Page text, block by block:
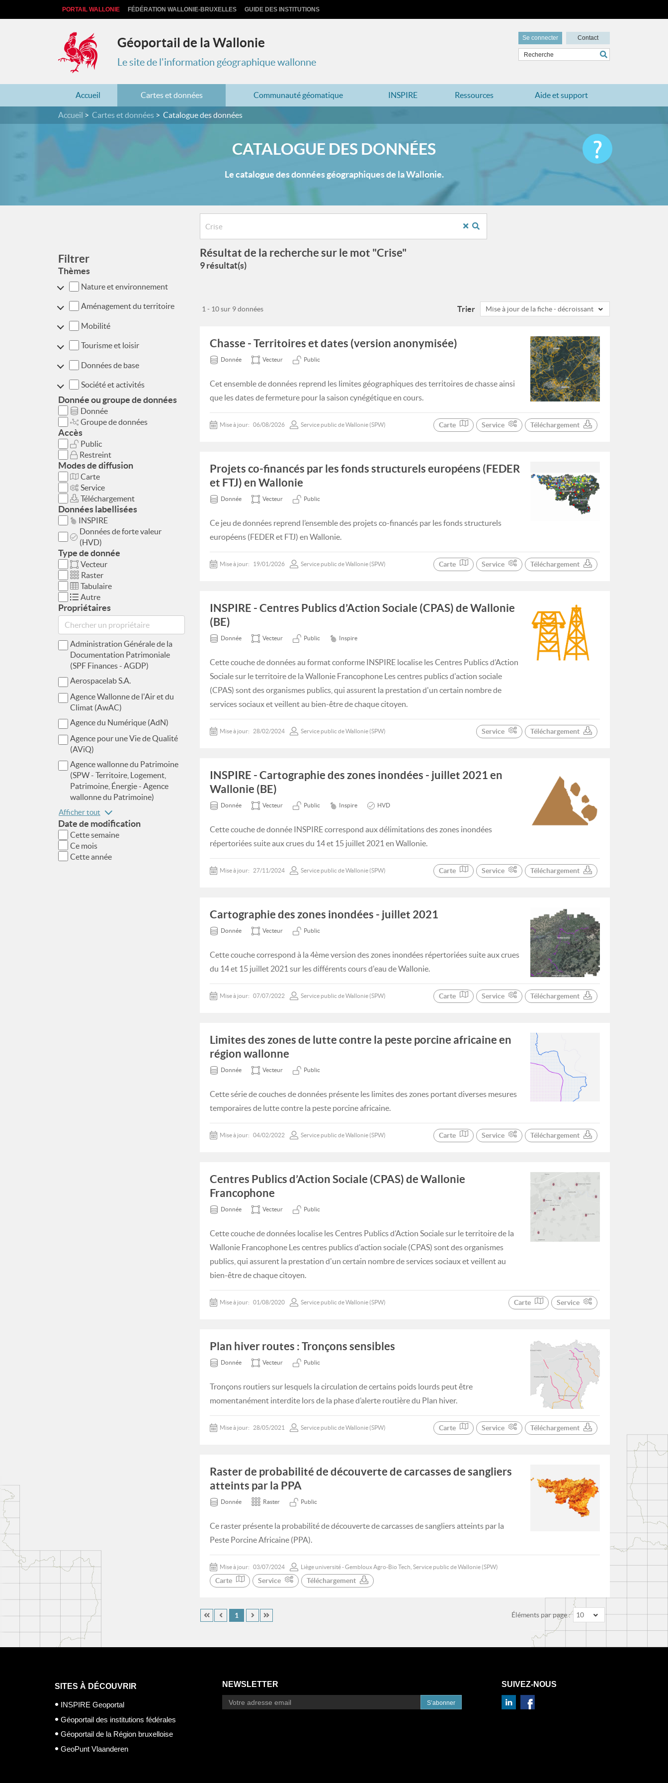
PORTAIL WALLONIE FÉDÉRATION WALLONIE-BRUXELLES GUIDE DES INSTITUTIONS
Géoportail de la Wallonie
Le site de l'information géographique wallonne
Se connecter Contact
Accueil Cartes et données Communauté géomatique INSPIRE Ressources Aide et support
Accueil Cartes et données Catalogue des données
CATALOGUE DES DONNÉES
Le catalogue des données géographiques de la Wallonie.
Filtrer
Thèmes
Nature et environnement
Aménagement du territoire
Mobilité
Tourisme et loisir
Données de base
Société et activités
Donnée ou groupe de données
Donnée
Groupe de données
Accès
Public
Restreint
Modes de diffusion
Carte
Service
Téléchargement
Données labellisées
INSPIRE
Données de forte valeur
(HVD)
Type de donnée
Vecteur
Raster
Tabulaire
Autre
Propriétaires
Administration Générale de la
Documentation Patrimoniale
(SPF Finances - AGDP)
Aerospacelab S.A.
Agence Wallonne de l'Air et du
Climat (AwAC)
Agence du Numérique (AdN)
Agence pour une Vie de Qualité
(AViQ)
Agence wallonne du Patrimoine
(SPW - Territoire, Logement,
Patrimoine, Énergie - Agence
wallonne du Patrimoine)
Afficher tout
Date de modification
Cette semaine
Ce mois
Cette année
Résultat de la recherche sur le mot "Crise"
9 résultat(s)
Trier Mise à jour de la fiche - décroissant
1 - 10 sur 9 données
Chasse - Territoires et dates (version anonymisée)
Donnée Vecteur Public
Cet ensemble de données reprend les limites géographiques des territoires de chasse ainsi
que les dates de fermeture pour la saison cynégétique en cours.
Mise à jour: 06/08/2026 Service public de Wallonie (SPW) Carte Service Téléchargement
Projets co-financés par les fonds structurels européens (FEDER
et FTJ) en Wallonie
Donnée Vecteur Public
Ce jeu de données reprend l’ensemble des projets co-financés par les fonds structurels
européens (FEDER et FTJ) en Wallonie.
Mise à jour: 19/01/2026 Service public de Wallonie (SPW) Carte Service Téléchargement
INSPIRE - Centres Publics d’Action Sociale (CPAS) de Wallonie
(BE)
Donnée Vecteur Public Inspire
Cette couche de données au format conforme INSPIRE localise les Centres Publics d’Action
Sociale sur le territoire de la Wallonie Francophone Les centres publics d'action sociale
(CPAS) sont des organismes publics, qui assurent la prestation d'un certain nombre de
services sociaux et veillent au bien-être de chaque citoyen.
Mise à jour: 28/02/2024 Service public de Wallonie (SPW) Service Téléchargement
INSPIRE - Cartographie des zones inondées - juillet 2021 en
Wallonie (BE)
Donnée Vecteur Public Inspire HVD
Cette couche de donnée INSPIRE correspond aux délimitations des zones inondées
répertoriées suite aux crues du 14 et 15 juillet 2021 en Wallonie.
Mise à jour: 27/11/2024 Service public de Wallonie (SPW) Carte Service Téléchargement
Cartographie des zones inondées - juillet 2021
Donnée Vecteur Public
Cette couche correspond à la 4ème version des zones inondées répertoriées suite aux crues
du 14 et 15 juillet 2021 sur les différents cours d'eau de Wallonie.
Mise à jour: 07/07/2022 Service public de Wallonie (SPW) Carte Service Téléchargement
Limites des zones de lutte contre la peste porcine africaine en
région wallonne
Donnée Vecteur Public
Cette série de couches de données présente les limites des zones portant diverses mesures
temporaires de lutte contre la peste porcine africaine.
Mise à jour: 04/02/2022 Service public de Wallonie (SPW) Carte Service Téléchargement
Centres Publics d’Action Sociale (CPAS) de Wallonie
Francophone
Donnée Vecteur Public
Cette couche de données localise les Centres Publics d’Action Sociale sur le territoire de la
Wallonie Francophone Les centres publics d'action sociale (CPAS) sont des organismes
publics, qui assurent la prestation d'un certain nombre de services sociaux et veillent au
bien-être de chaque citoyen.
Mise à jour: 01/08/2020 Service public de Wallonie (SPW) Carte Service
Plan hiver routes : Tronçons sensibles
Donnée Vecteur Public
Tronçons routiers sur lesquels la circulation de certains poids lourds peut être
momentanément interdite lors de la phase d’alerte routière du Plan hiver.
Mise à jour: 28/05/2021 Service public de Wallonie (SPW) Carte Service Téléchargement
Raster de probabilité de découverte de carcasses de sangliers
atteints par la PPA
Donnée Raster Public
Ce raster présente la probabilité de découverte de carcasses de sangliers atteints par la
Peste Porcine Africaine (PPA).
Mise à jour: 03/07/2024 Liège université - Gembloux Agro-Bio Tech, Service public de Wallonie (SPW)
Carte Service Téléchargement
Éléments par page : 10
1
SITES À DÉCOUVRIR
INSPIRE Geoportal
Géoportail des institutions fédérales
Géoportail de la Région bruxelloise
GeoPunt Vlaanderen
NEWSLETTER
S’abonner
SUIVEZ-NOUS